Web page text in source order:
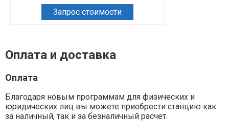
Запрос стоимости
Оплата и доставка
Оплата
Благодаря новым программам для физических и
юридических лиц вы можете приобрести станцию как
за наличный, так и за безналичный расчет.